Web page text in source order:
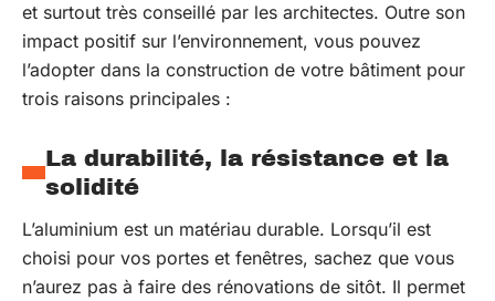
et surtout très conseillé par les architectes. Outre son
impact positif sur l’environnement, vous pouvez
l’adopter dans la construction de votre bâtiment pour
trois raisons principales :
La durabilité, la résistance et la
solidité
L’aluminium est un matériau durable. Lorsqu’il est
choisi pour vos portes et fenêtres, sachez que vous
n’aurez pas à faire des rénovations de sitôt. Il permet